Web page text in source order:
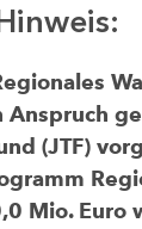
(JTF)
Mio. Euro